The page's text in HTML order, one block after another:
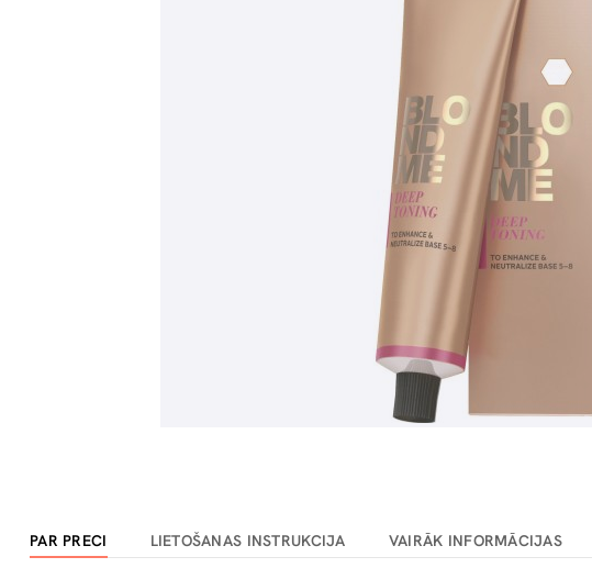
PAR PRECI LIETOŠANAS INSTRUKCIJA VAIRĀK INFORMĀCIJAS